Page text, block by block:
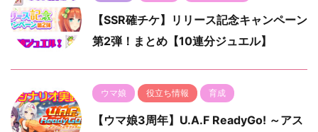
【SSR確チケ】リリース記念キャンペーン
第2弾！まとめ【10連分ジュエル】
ウマ娘 役立ち情報 育成
【ウマ娘3周年】U.A.F ReadyGo! ～アス